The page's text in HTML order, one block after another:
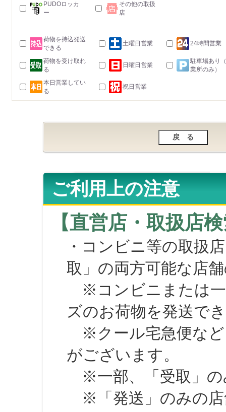
PUDOロッカ
ー
その他の取扱
店
荷物を持込発送
できる
土曜日営業 24時間営業
荷物を受け取れ
る
日曜日営業
駐車場あり
業所のみ）
本日営業してい
る
祝日営業
ご利用上の注意
【直営店・取扱店
・コンビニ等の取扱
取」の両方可能な店
※コンビニまたは一
ズのお荷物を発送で
※クール宅急便など
がございます。
※一部、「受取」の
※「発送」のみの店